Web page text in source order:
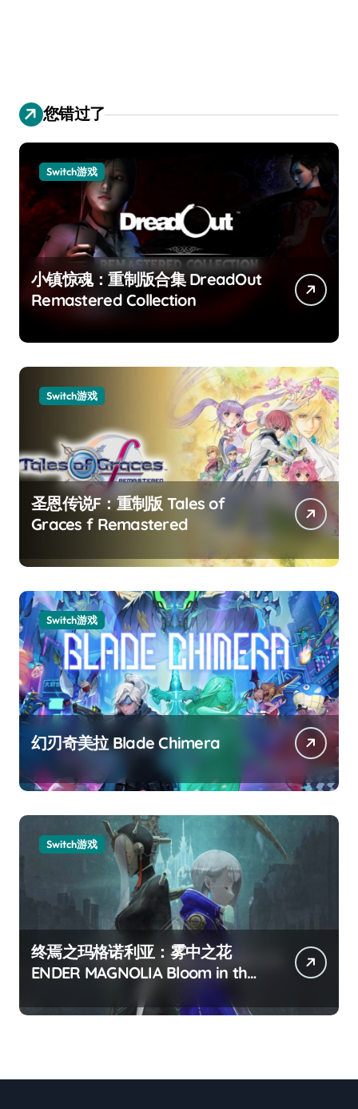
您错过了
Switch游戏
小镇惊魂：重制版合集 DreadOut
Remastered Collection
Switch游戏
圣恩传说F：重制版 Tales of
Graces f Remastered
Switch游戏
幻刃奇美拉 Blade Chimera
Switch游戏
终焉之玛格诺利亚：雾中之花
ENDER MAGNOLIA Bloom in the